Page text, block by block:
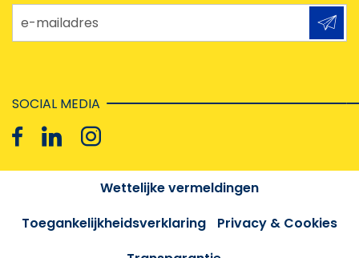
e-mailadres
SOCIAL MEDIA
Wettelijke vermeldingen
Toegankelijkheidsverklaring
Privacy & Cookies